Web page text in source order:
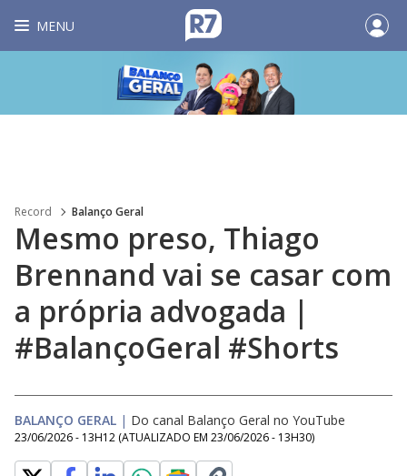
MENU
Record Balanço Geral
Mesmo preso, Thiago
Brennand vai se casar com
a própria advogada |
#BalançoGeral #Shorts
BALANÇO GERAL | Do canal Balanço Geral no YouTube
23/06/2026 - 13H12 (ATUALIZADO EM 23/06/2026 - 13H30)